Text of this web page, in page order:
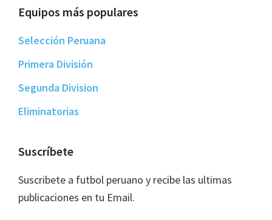
Equipos más populares
Selección Peruana
Primera División
Segunda Division
Eliminatorias
Suscríbete
Suscribete a futbol peruano y recibe las ultimas
publicaciones en tu Email.